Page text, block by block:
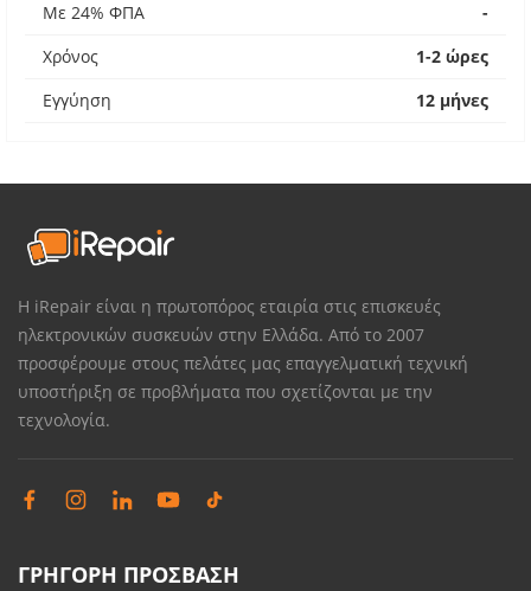
Με 24% ΦΠΑ
-
Χρόνος
1-2 ώρες
Εγγύηση
12 μήνες
Η iRepair είναι η πρωτοπόρος εταιρία στις επισκευές
ηλεκτρονικών συσκευών στην Ελλάδα. Από το 2007
προσφέρουμε στους πελάτες μας επαγγελματική τεχνική
υποστήριξη σε προβλήματα που σχετίζονται με την
τεχνολογία.
ΓΡΗΓΟΡΗ ΠΡΟΣΒΑΣΗ